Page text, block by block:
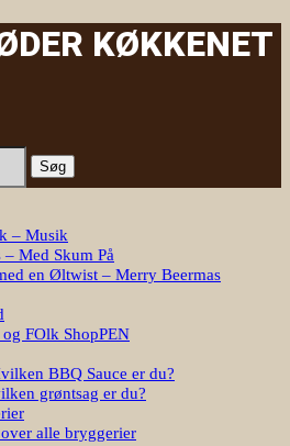
KØKKENET
– Musik
Med Skum På
en Øltwist – Merry Beermas
FOlk ShopPEN
BBQ Sauce er du?
grøntsag er du?
alle bryggerier